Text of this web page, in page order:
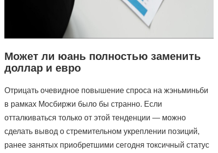
Может ли юань полностью заменить
доллар и евро
Отрицать очевидное повышение спроса на жэньминьби
в рамках Мосбиржи было бы странно. Если
отталкиваться только от этой тенденции — можно
сделать вывод о стремительном укреплении позиций,
ранее занятых приобретшими сегодня токсичный статус